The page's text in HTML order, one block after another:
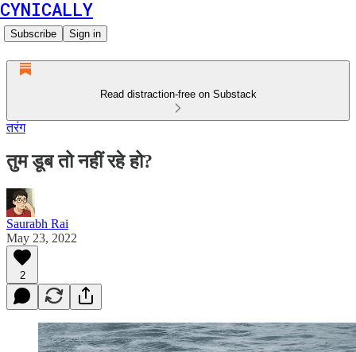
CYNICALLY
Subscribe Sign in
Read distraction-free on Substack
तरंग
तुम डूब तो नहीं रहे हो?
Saurabh Rai
May 23, 2022
2